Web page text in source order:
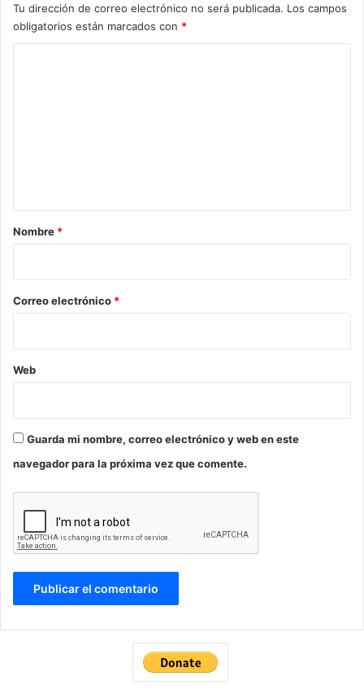
Tu dirección de correo electrónico no será publicada. Los campos
obligatorios están marcados con *
r
*
Nombre *
Correo electrónico *
Web
Guarda mi nombre, correo electrónico y web en este
navegador para la próxima vez que comente.